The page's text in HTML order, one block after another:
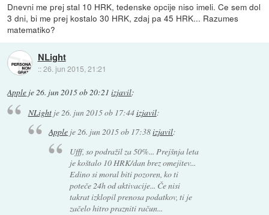
Dnevni me prej stal 10 HRK, tedenske opcije niso imeli. Ce sem dol
3 dni, bi me prej kostalo 30 HRK, zdaj pa 45 HRK... Razumes
matematiko?
NLight
::26. jun 2015, 21:21
Apple je26. jun 2015 ob 20:21 izjavil:
NLightje 26. jun 2015 ob 17:44izjavil:
Apple je26. jun 2015 ob 17:38izjavil:
Ufff, so podražil za 50%... Prejšnja leta
je koštalo 10 HRK/dan brez omejitev...
Edino si moral biti pozoren, ko ti
poteče 24h od aktivacije... Če nisi
takrat izklopil prenosa podatkov, ti je
začelo hitro prazniti račun...